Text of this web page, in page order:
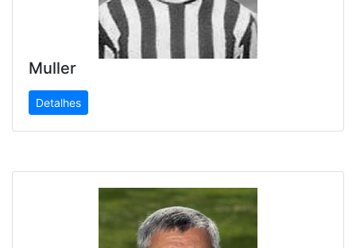
Muller
Detalhes